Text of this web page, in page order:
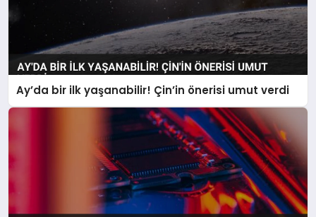
Ay’da bir ilk yaşanabilir! Çin’in önerisi umut verdi